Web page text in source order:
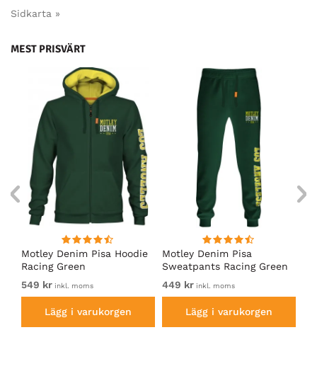
Sidkarta »
MEST PRISVÄRT
Motley Denim Pisa Hoodie
Racing Green
549 kr inkl. moms
Lägg i varukorgen
Motley Denim Pisa
Sweatpants Racing Green
449 kr inkl. moms
Lägg i varukorgen